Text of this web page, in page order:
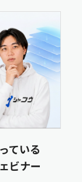
ている
ビナー